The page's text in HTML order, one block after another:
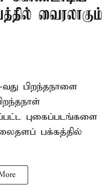
வைரலாகும்
பிறந்தநாளை
புகைப்படங்களை
பக்கத்தில்